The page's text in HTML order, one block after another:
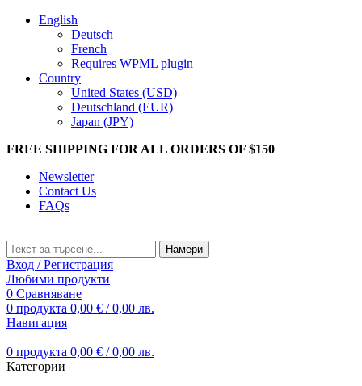
English
Deutsch
French
Requires WPML plugin
Country
United States (USD)
Deutschland (EUR)
Japan (JPY)
FREE SHIPPING FOR ALL ORDERS OF $150
Newsletter
Contact Us
FAQs
Намери
Вход / Регистрация
Любими продукти
0 Сравняване
0 продукта 0,00 € / 0,00 лв.
Навигация
0 продукта 0,00 € / 0,00 лв.
Категории